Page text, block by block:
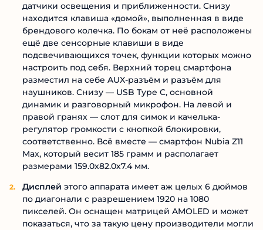
датчики освещения и приближенности. Снизу
находится клавиша «домой», выполненная в виде
брендового колечка. По бокам от неё расположены
ещё две сенсорные клавиши в виде
подсвечивающихся точек, функции которых можно
настроить под себя. Верхний торец смартфона
разместил на себе AUX-разъём и разъём для
наушников. Снизу — USB Type C, основной
динамик и разговорный микрофон. На левой и
правой гранях — слот для симок и качелька-
регулятор громкости с кнопкой блокировки,
соответственно. Всё вместе — смартфон Nubia Z11
Max, который весит 185 грамм и располагает
размерами 159.0х82.0х7.4 мм.
Дисплей этого аппарата имеет аж целых 6 дюймов
по диагонали с разрешением 1920 на 1080
пикселей. Он оснащен матрицей AMOLED и может
показаться, что за такую цену производители могли